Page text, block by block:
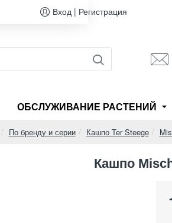
Вход | Регистрация
ОБСЛУЖИВАНИЕ РАСТЕНИЙ
По бренду и серии Кашпо Ter Steege
Кашпо